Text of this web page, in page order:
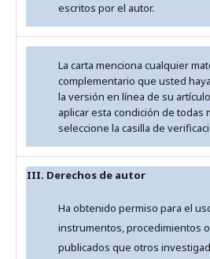
escritos por el autor.
La carta menciona cualquier
complementario que usted
la versión en línea de su
aplicar esta condición de todas
seleccione la casilla de
III. Derechos de autor
Ha obtenido permiso para el
instrumentos, procedimientos
publicados que otros